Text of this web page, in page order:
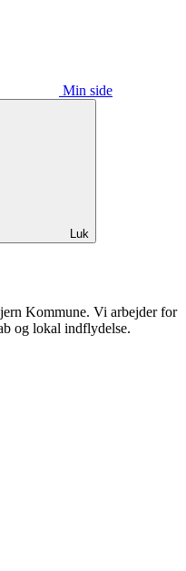
Min side
Luk
Kommune. Vi arbejder for
og lokal indflydelse.